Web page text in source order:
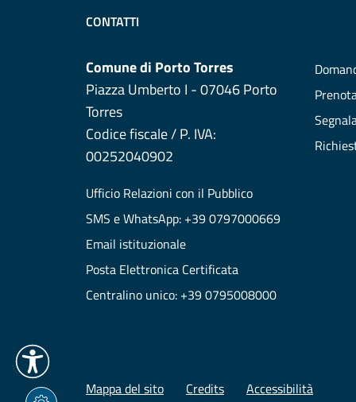
CONTATTI
Comune di Porto Torres
Piazza Umberto I - 07046 Porto
Torres
Codice fiscale / P. IVA:
00252040902
Ufficio Relazioni con il Pubblico
SMS e WhatsApp: +39 0797000669
Email istituzionale
Posta Elettronica Certificata
Centralino unico: +39 0795008000
Mappa del sito Credits Accessibilità